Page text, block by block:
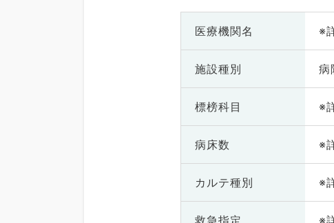
医療機関名 ※
施設種別 病
標榜科目 ※
病床数 ※
カルテ種別 ※
救急指定 ※